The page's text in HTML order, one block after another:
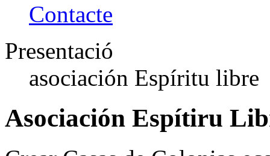
Contacte
Presentació
asociación Espíritu libre
Asociación Espítiru